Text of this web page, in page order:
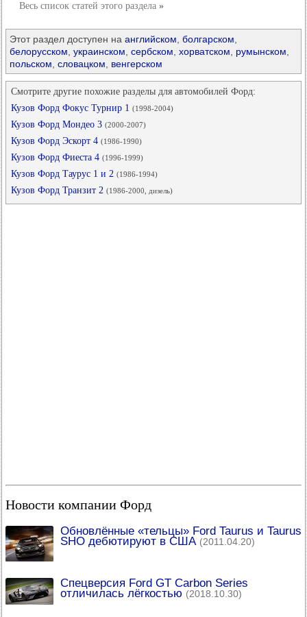
Весь список статей этого раздела »
Этот раздел доступен на английском болгарском
белорусском украинском сербском хорватском румынском
польском словацком венгерском
Смотрите другие похожие разделы для автомобилей Форд:
Кузов Форд Фокус Турнир 1 (1998-2004)
Кузов Форд Мондео 3 (2000-2007)
Кузов Форд Эскорт 4 (1986-1990)
Кузов Форд Фиеста 4 (1996-1999)
Кузов Форд Таурус 1 и 2 (1986-1994)
Кузов Форд Транзит 2 (1986-2000, дизель)
Новости компании Форд
Обновлённые «тельцы» Ford Taurus и Taurus
SHO дебютируют в США (2011.04.20)
Спецверсия Ford GT Carbon Series
отличилась лёгкостью (2018.10.30)